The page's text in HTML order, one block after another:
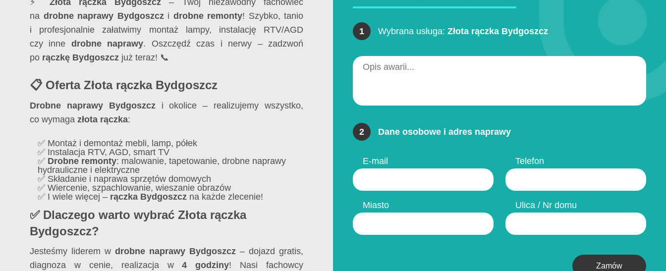
⚡ Złota rączka Bydgoszcz – Twój niezawodny fachowiec
na drobne naprawy Bydgoszczi drobne remonty! Szybko, tanio
i profesjonalnie załatwimy montaż lampy, instalację RTV/AGD
czy inne drobne naprawy. Oszczędź czas i nerwy – zadzwoń
po rączkę Bydgoszcz już teraz! 📞
📋 Oferta Złota rączka Bydgoszcz
Drobne naprawy Bydgoszczi okolice – realizujemy wszystko,
co wymaga złota rączka:
✅ Montaż i demontaż mebli, lamp, półek
✅ Instalacja RTV, AGD, smart TV
✅ Drobne remonty: malowanie, tapetowanie, drobne naprawy
hydrauliczne i elektryczne
✅ Składanie i naprawa sprzętów domowych
✅ Wiercenie, szpachlowanie, wieszanie obrazów
✅ I wiele więcej – rączka Bydgoszcz na każde zlecenie!
✅ Dlaczego warto wybrać Złota rączka
Bydgoszcz?
Jesteśmy liderem w drobne naprawy Bydgoszcz – dojazd gratis,
diagnoza w cenie, realizacja w4 godziny! Nasi fachowcy
1 Wybrana usługa: Złota rączka Bydgoszcz
2 Dane osobowe i adres naprawy
E-mail Telefon
Miasto Ulica / Nr domu
Zamów